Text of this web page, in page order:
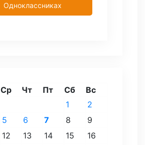
Одноклассниках
Ср Чт Пт Сб Вс
1
2
5 6 7 8
9
12 13 14 15
16